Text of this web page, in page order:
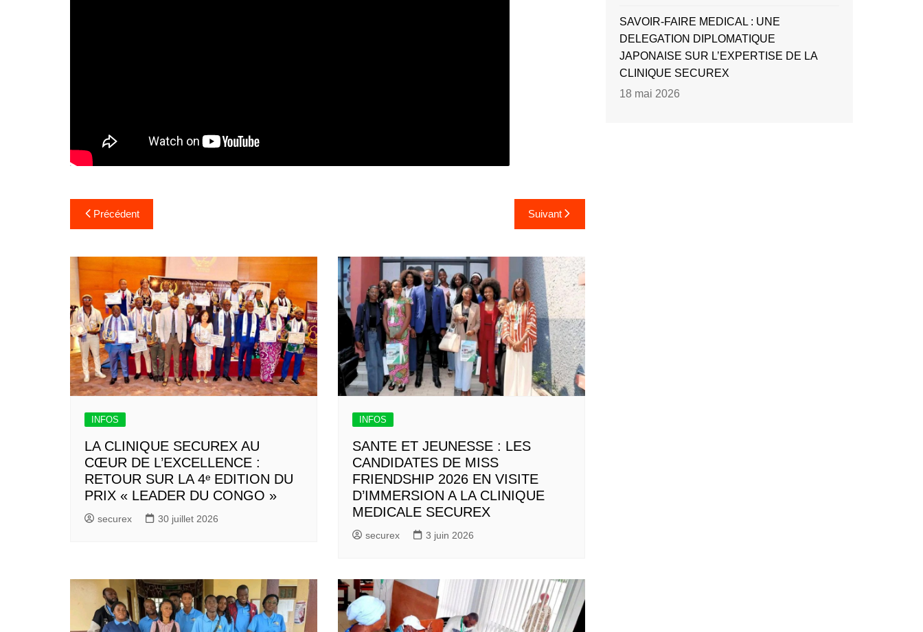
Précédent Suivant
INFOS
LA CLINIQUE SECUREX AU
CŒUR DE L’EXCELLENCE :
RETOUR SUR LA 4ᵉ EDITION DU
PRIX « LEADER DU CONGO »
securex 30 juillet 2026
INFOS
SANTE ET JEUNESSE : LES
CANDIDATES DE MISS
FRIENDSHIP 2026 EN VISITE
D’IMMERSION A LA CLINIQUE
MEDICALE SECUREX
securex 3 juin 2026
SAVOIR-FAIRE MEDICAL : UNE
DELEGATION DIPLOMATIQUE
JAPONAISE SUR L’EXPERTISE DE LA
CLINIQUE SECUREX
18 mai 2026